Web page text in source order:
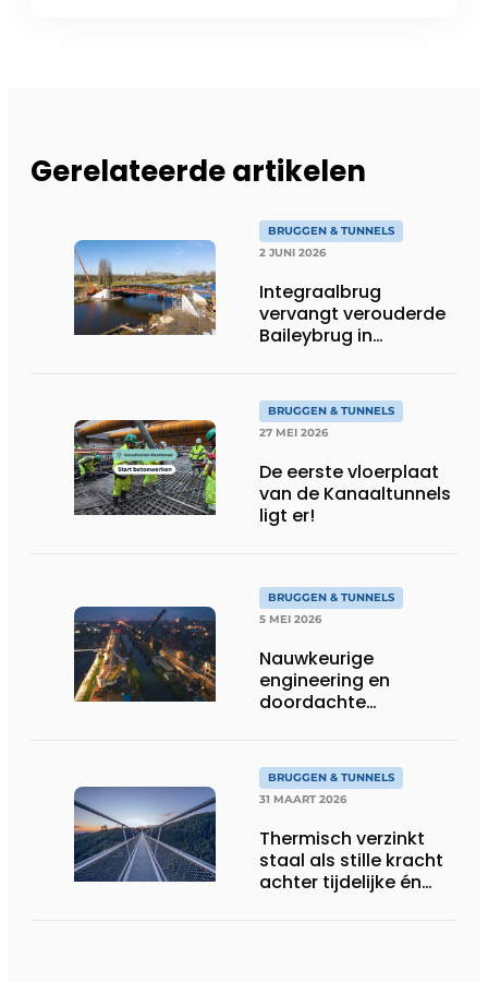
Gerelateerde artikelen
BRUGGEN & TUNNELS
2 JUNI 2026
Integraalbrug
vervangt verouderde
Baileybrug in
BRUGGEN & TUNNELS
27 MEI 2026
De eerste vloerplaat
van de Kanaaltunnels
ligt er!
BRUGGEN & TUNNELS
5 MEI 2026
Nauwkeurige
engineering en
doordachte
Veurne
BRUGGEN & TUNNELS
31 MAART 2026
Thermisch verzinkt
staal als stille kracht
achter tijdelijke én